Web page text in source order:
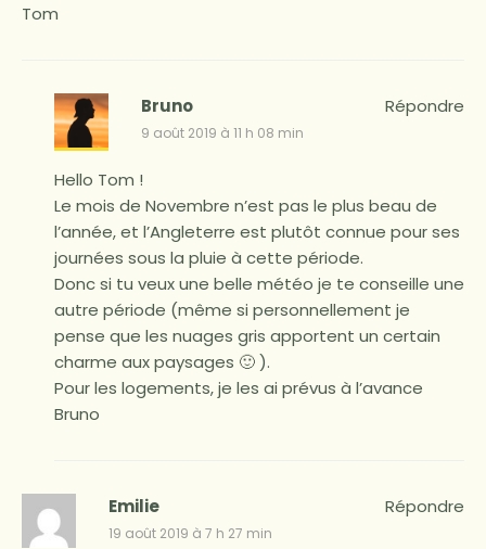
Tom
Bruno
9 août 2019 à 11 h 08 min
Hello Tom !
Le mois de Novembre n’est pas le plus beau de
l’année, et l’Angleterre est plutôt connue pour ses
journées sous la pluie à cette période.
Donc si tu veux une belle météo je te conseille une
autre période (même si personnellement je
pense que les nuages gris apportent un certain
charme aux paysages 🙂 ).
Pour les logements, je les ai prévus à l’avance
Bruno
Répondre
Emilie
19 août 2019 à 7 h 27 min
Répondre